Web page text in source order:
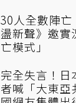
30人全數陣
盪新聲》邀實
亡模式」
完全失言！日
者喊「大東亞